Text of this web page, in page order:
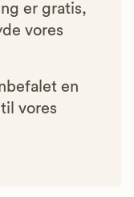
er gratis,
vores
en
vores